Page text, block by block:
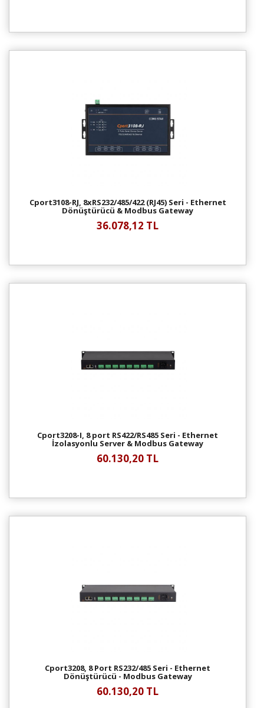
Cport3108-RJ, 8xRS232/485/422 (RJ45) Seri - Ethernet
Dönüştürücü & Modbus Gateway
36.078,12 TL
Cport3208-I, 8 port RS422/RS485 Seri - Ethernet
İzolasyonlu Server & Modbus Gateway
60.130,20 TL
Cport3208, 8 Port RS232/485 Seri - Ethernet
Dönüştürücü - Modbus Gateway
60.130,20 TL